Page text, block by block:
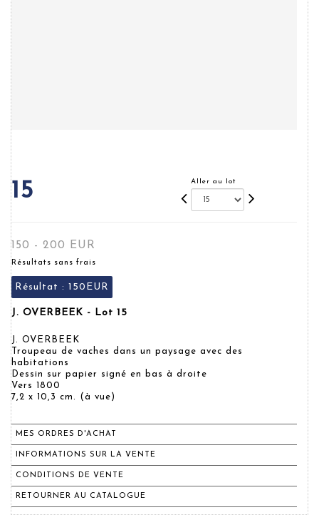
15 Aller au lot
150 - 200 EUR
Résultats sans frais
Résultat : 150EUR
J. OVERBEEK - Lot 15
J. OVERBEEK
Troupeau de vaches dans un paysage avec des
habitations
Dessin sur papier signé en bas à droite
Vers 1800
7,2 x 10,3 cm. (à vue)
MES ORDRES D'ACHAT
INFORMATIONS SUR LA VENTE
CONDITIONS DE VENTE
RETOURNER AU CATALOGUE